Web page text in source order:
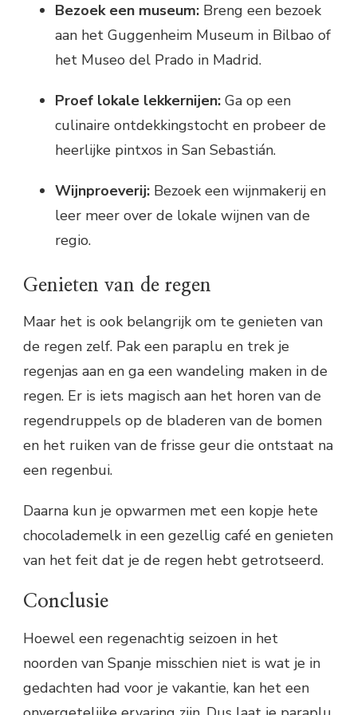
Bezoek een museum: Breng een bezoek
aan het Guggenheim Museum in Bilbao of
het Museo del Prado in Madrid.
Proef lokale lekkernijen: Ga op een
culinaire ontdekkingstocht en probeer de
heerlijke pintxos in San Sebastián.
Wijnproeverij: Bezoek een wijnmakerij en
leer meer over de lokale wijnen van de
regio.
Genieten van de regen
Maar het is ook belangrijk om te genieten van
de regen zelf. Pak een paraplu en trek je
regenjas aan en ga een wandeling maken in de
regen. Er is iets magisch aan het horen van de
regendruppels op de bladeren van de bomen
en het ruiken van de frisse geur die ontstaat na
een regenbui.
Daarna kun je opwarmen met een kopje hete
chocolademelk in een gezellig café en genieten
van het feit dat je de regen hebt getrotseerd.
Conclusie
Hoewel een regenachtig seizoen in het
noorden van Spanje misschien niet is wat je in
gedachten had voor je vakantie, kan het een